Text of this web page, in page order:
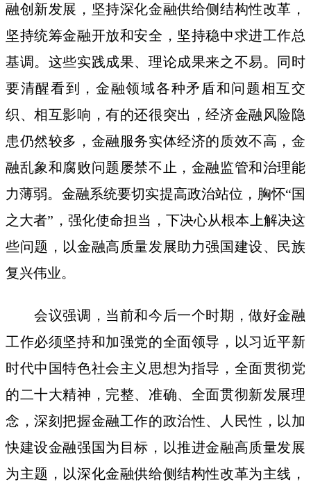
融创新发展，坚持深化金融供给侧结构性改革，
坚持统筹金融开放和安全，坚持稳中求进工作总
基调。这些实践成果、理论成果来之不易。同时
要清醒看到，金融领域各种矛盾和问题相互交
织、相互影响，有的还很突出，经济金融风险隐
患仍然较多，金融服务实体经济的质效不高，金
融乱象和腐败问题屡禁不止，金融监管和治理能
力薄弱。金融系统要切实提高政治站位，胸怀“国
之大者”，强化使命担当，下决心从根本上解决这
些问题，以金融高质量发展助力强国建设、民族
复兴伟业。
会议强调，当前和今后一个时期，做好金融
工作必须坚持和加强党的全面领导，以习近平新
时代中国特色社会主义思想为指导，全面贯彻党
的二十大精神，完整、准确、全面贯彻新发展理
念，深刻把握金融工作的政治性、人民性，以加
快建设金融强国为目标，以推进金融高质量发展
为主题，以深化金融供给侧结构性改革为主线，